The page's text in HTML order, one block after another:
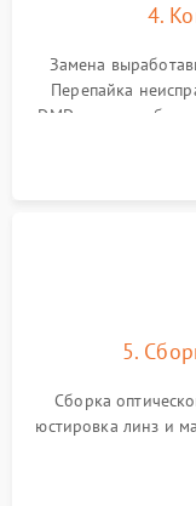
4.
Замена
Перепайка
DMD-чипа при
колеса или
5.
Сборка
юстировка линз и
и устранения
шлейфов,